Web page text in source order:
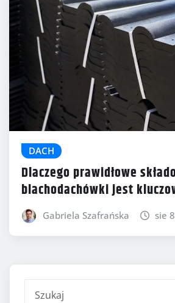
DACH
Dlaczego prawidłowe
blachodachówki jest
Gabriela Szafrańska sie